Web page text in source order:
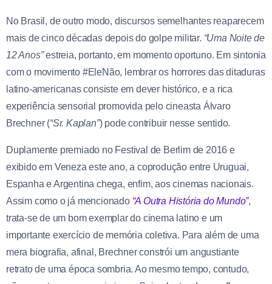
No Brasil, de outro modo, discursos semelhantes reaparecem
mais de cinco décadas depois do golpe militar. “Uma Noite de
12 Anos”estreia, portanto, em momento oportuno. Em sintonia
com o movimento #EleNão, lembrar os horrores das ditaduras
latino-americanas consiste em dever histórico, e a rica
experiência sensorial promovida pelo cineasta Álvaro
Brechner (“Sr. Kaplan”) pode contribuir nesse sentido.
Duplamente premiado no Festival de Berlim de 2016 e
exibido em Veneza este ano, a coprodução entre Uruguai,
Espanha e Argentina chega, enfim, aos cinemas nacionais.
Assim como o já mencionado “A Outra História do Mundo”,
trata-se de um bom exemplar do cinema latino e um
importante exercício de memória coletiva. Para além de uma
mera biografia, afinal, Brechner constrói um angustiante
retrato de uma época sombria. Ao mesmo tempo, contudo,